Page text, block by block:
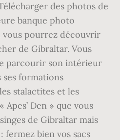
des photos de
banque photo
vous pourrez découvrir
de Gibraltar. Vous
parcourir son intérieur
formations
stalactites et les
Apes’ Den » que vous
de Gibraltar mais
bien vos sacs